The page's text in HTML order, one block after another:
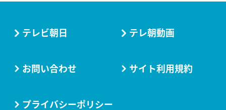
テレビ朝日 テレ朝動画
お問い合わせ サイト利用規約
プライバシーポリシー